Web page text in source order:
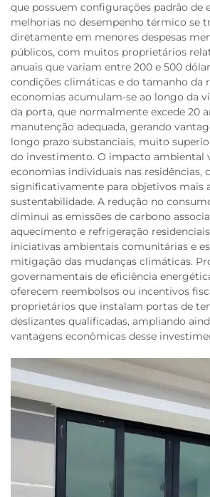
que possuem configurações padrão de
melhorias no desempenho térmico se
diretamente em menores despesas
públicos, com muitos proprietários
anuais que variam entre 200 e 500
condições climáticas e do tamanho da
economias acumulam-se ao longo da
da porta, que normalmente excede 20
manutenção adequada, gerando
longo prazo substanciais, muito
do investimento. O impacto ambiental
economias individuais nas residências,
significativamente para objetivos mais
sustentabilidade. A redução no
diminui as emissões de carbono
aquecimento e refrigeração
iniciativas ambientais comunitárias e
mitigação das mudanças climáticas.
governamentais de eficiência
oferecem reembolsos ou incentivos
proprietários que instalam portas de
deslizantes qualificadas, ampliando
vantagens econômicas desse